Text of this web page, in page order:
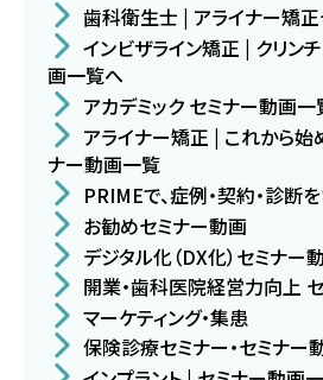
歯科衛生士 | アライナー矯
インビザライン矯正 | クリン
画一覧へ
アカデミック セミナー動画一
アライナー矯正 | これから始
ナー動画一覧
PRIMEで、症例・契約・診断
お勧めセミナー動画
デジタル化（DX化）セミナー
開業・歯科医院経営力向上
マーケティング・集患
保険診療セミナー・セミナー